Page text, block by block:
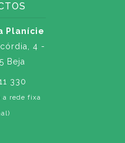
Planície
4 -
Beja
330
a rede fixa